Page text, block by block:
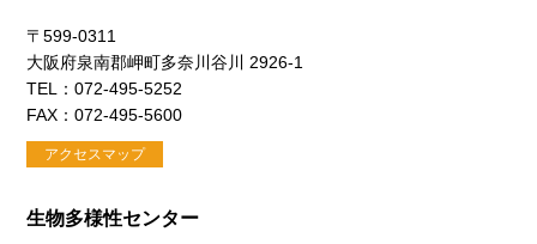
〒599-0311
大阪府泉南郡岬町多奈川谷川 2926-1
TEL：072-495-5252
FAX：072-495-5600
アクセスマップ
生物多様性センター